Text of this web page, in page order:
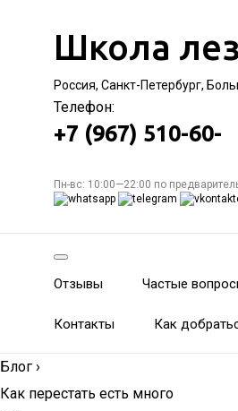
Школа
Россия, Санкт-Петербург,
Телефон:
+7 (967) 510-60-
Пн-вс: 10:00—22:00 по
Отзывы Частые
Контакты Как
Блог ›
Как перестать есть много